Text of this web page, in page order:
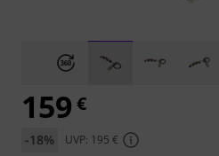
159 €
-18% UVP: 195 €